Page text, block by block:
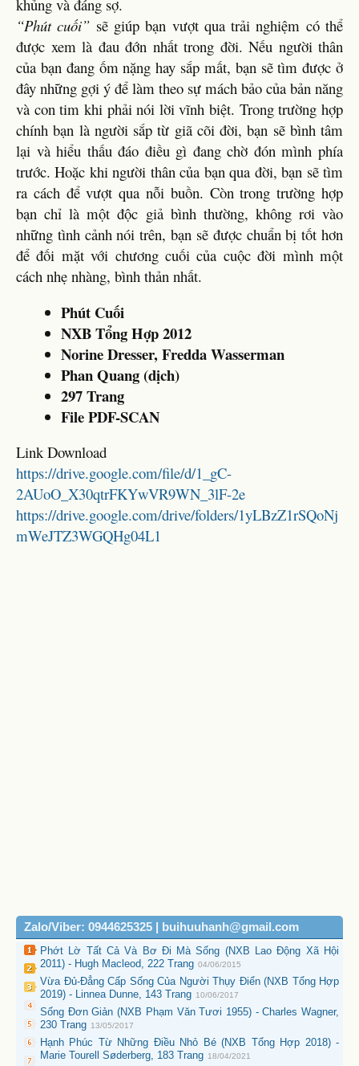
khủng và đáng sợ.
“Phút cuối” sẽ giúp bạn vượt qua trải nghiệm có thể
được xem là đau đớn nhất trong đời. Nếu người thân
của bạn đang ốm nặng hay sắp mất, bạn sẽ tìm được ở
đây những gợi ý để làm theo sự mách bảo của bản năng
và con tim khi phải nói lời vĩnh biệt. Trong trường hợp
chính bạn là người sắp từ giã cõi đời, bạn sẽ bình tâm
lại và hiểu thấu đáo điều gì đang chờ đón mình phía
trước. Hoặc khi người thân của bạn qua đời, bạn sẽ tìm
ra cách để vượt qua nỗi buồn. Còn trong trường hợp
bạn chỉ là một độc giả bình thường, không rơi vào
những tình cảnh nói trên, bạn sẽ được chuẩn bị tốt hơn
để đối mặt với chương cuối của cuộc đời mình một
cách nhẹ nhàng, bình thản nhất.
Phút Cuối
NXB Tổng Hợp 2012
Norine Dresser, Fredda Wasserman
Phan Quang (dịch)
297 Trang
File PDF-SCAN
Link Download
https://drive.google.com/file/d/1_gC-
2AUoO_X30qtrFKYwVR9WN_3lF-2e
https://drive.google.com/drive/folders/1yLBzZ1rSQoNj
mWeJTZ3WGQHg04L1
Zalo/Viber: 0944625325 | buihuuhanh@gmail.com
Phớt Lờ Tất Cả Và Bơ Đi Mà Sống (NXB Lao Động Xã Hội
2011) - Hugh Macleod, 222 Trang 04/06/2015
Vừa Đủ-Đẳng Cấp Sống Của Người Thụy Điển (NXB Tổng Hợp
2019) - Linnea Dunne, 143 Trang 10/06/2017
Sống Đơn Giản (NXB Phạm Văn Tươi 1955) - Charles Wagner,
230 Trang 13/05/2017
Hạnh Phúc Từ Những Điều Nhỏ Bé (NXB Tổng Hợp 2018) -
Marie Tourell Søderberg, 183 Trang 18/04/2021